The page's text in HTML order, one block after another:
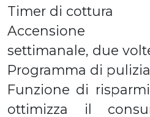
Timer di cottura
Accensione
settimanale, due
Programma di pulizia
Funzione di
ottimizza il